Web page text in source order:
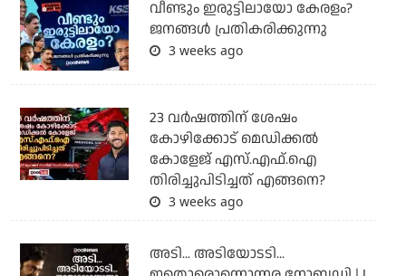
വീണ്ടും ഇരുട്ടിലായോ കേരളം?
ജനങ്ങൾ പ്രതികരിക്കുന്നു
3 weeks ago
23 വർഷത്തിന് ശേഷം
കോഴിക്കോട് മെഡിക്കൽ
കോളേജ് എസ്.എഫ്.ഐ
തിരിച്ചുപിടിച്ചത് എങ്ങനെ?
3 weeks ago
അടി... അടിയോടടി...